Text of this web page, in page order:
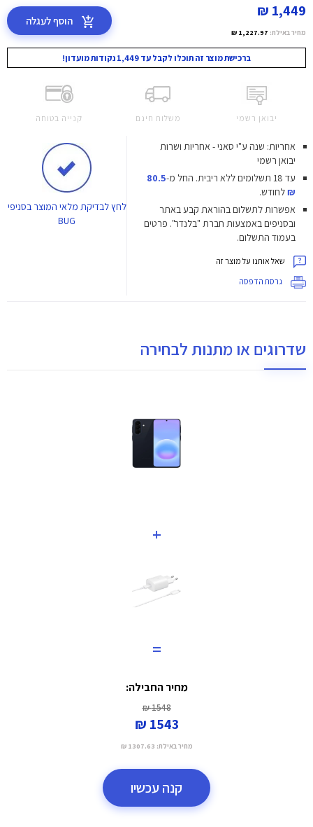
1,449 ₪
מחיר באילת: 1,227.97 ₪
הוסף לעגלה
ברכישת מוצר זה תוכלו לקבל עד 1,449 נקודות מועדון!
יבואן רשמי משלוח חינם קנייה בטוחה
אחריות: שנה ע"י סאני - אחריות ושרות
יבואן רשמי
עד 18 תשלומים ללא ריבית.
החל מ-80.5
₪לחודש.
אפשרות לתשלום בהוראת קבע באתר
ובסניפים באמצעות חברת "בלנדר". פרטים
בעמוד התשלום.
שאל אותנו על מוצר זה
גרסת הדפסה
לחץלבדיקת מלאי המוצר בסניפי
BUG
שדרוגים או מתנות לבחירה
+
=
מחיר החבילה:
1548 ₪
1543 ₪
מחיר באילת: 1307.63 ₪
קנה עכשיו